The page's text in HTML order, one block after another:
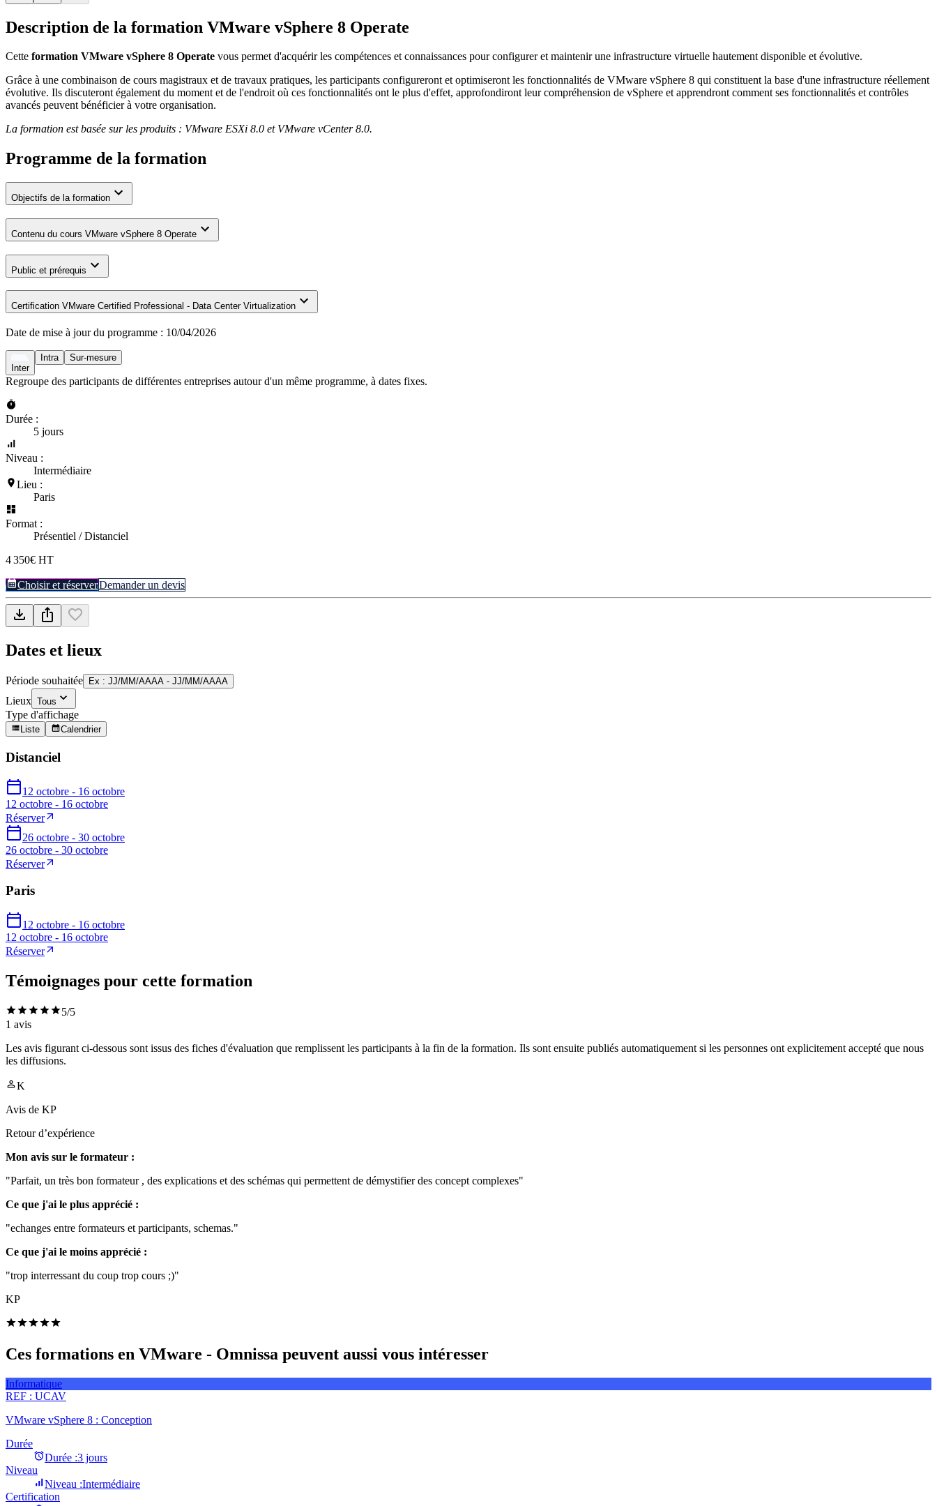
Description de la formation VMware vSphere 8 Operate
Cette formation VMware vSphere 8 Operate vous permet d'acquérir les compétences et connaissances pour configurer et maintenir une infrastructure virtuelle hautement disponible et évolutive.
Grâce à une combinaison de cours magistraux et de travaux pratiques, les participants configureront et optimiseront les fonctionnalités de VMware vSphere 8 qui constituent la base d'une infrastructure réellement
évolutive. Ils discuteront également du moment et de l'endroit où ces fonctionnalités ont le plus d'effet, approfondiront leur compréhension de vSphere et apprendront comment ses fonctionnalités et contrôles
avancés peuvent bénéficier à votre organisation.
La formation est basée sur les produits : VMware ESXi 8.0 et VMware vCenter 8.0.
Programme de la formation
Objectifs de la formation
Contenu du cours VMware vSphere 8 Operate
Public et prérequis
Certification VMware Certified Professional - Data Center Virtualization
Date de mise à jour du programme : 10/04/2026
Inter
Intra Sur-mesure
Regroupe des participants de différentes entreprises autour d'un même programme, à dates fixes.
Durée :
5 jours
Niveau :
Intermédiaire
Lieu :
Paris
Format :
Présentiel / Distanciel
4 350€ HT
Choisir et réserverDemander un devis
Dates et lieux
Période souhaitée Ex : JJ/MM/AAAA - JJ/MM/AAAA
Lieux Tous
Type d'affichage
Liste Calendrier
Distanciel
12 octobre - 16 octobre
12 octobre - 16 octobre
Réserver
26 octobre - 30 octobre
26 octobre - 30 octobre
Réserver
Paris
12 octobre - 16 octobre
12 octobre - 16 octobre
Réserver
Témoignages pour cette formation
5/5
1 avis
Les avis figurant ci-dessous sont issus des fiches d'évaluation que remplissent les participants à la fin de la formation. Ils sont ensuite publiés automatiquement si les personnes ont explicitement accepté que nous
les diffusions.
K
Avis de KP
Retour d’expérience
Mon avis sur le formateur :
"Parfait, un très bon formateur , des explications et des schémas qui permettent de démystifier des concept complexes"
Ce que j'ai le plus apprécié :
"echanges entre formateurs et participants, schemas."
Ce que j'ai le moins apprécié :
"trop interressant du coup trop cours ;)"
KP
Ces formations en VMware - Omnissa peuvent aussi vous intéresser
Informatique
REF : UCAV
VMware vSphere 8 : Conception
Durée
Durée :3 jours
Niveau
Niveau :Intermédiaire
Certification